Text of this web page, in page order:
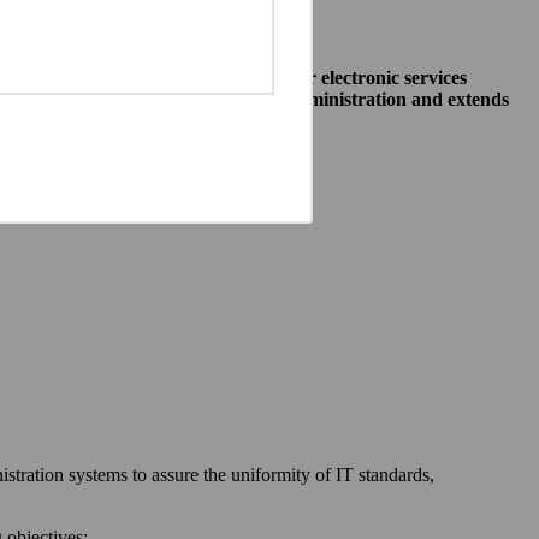
allow public institutions make their electronic services
to different systems of public administration and extends
between:
systems to assure the uniformity of IT standards,